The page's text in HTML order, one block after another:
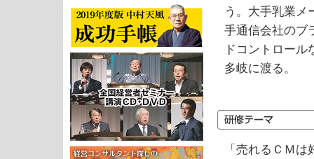
う。大手乳業メ
手通信会社のブ
ドコントロー
多岐に渡る。
「売れるＣＭ